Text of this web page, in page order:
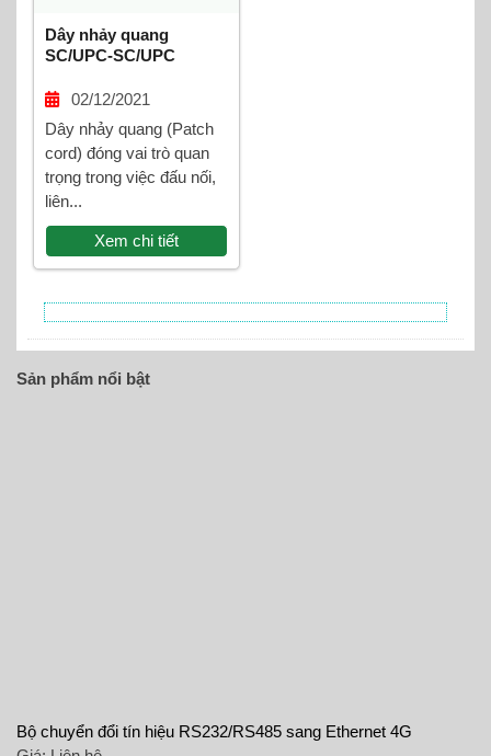
Dây nhảy quang
SC/UPC-SC/UPC
02/12/2021
Dây nhảy quang (Patch
cord) đóng vai trò quan
trọng trong việc đấu nối,
liên...
Xem chi tiết
Sản phẩm nổi bật
Bộ chuyển đổi tín hiệu RS232/RS485 sang Ethernet 4G